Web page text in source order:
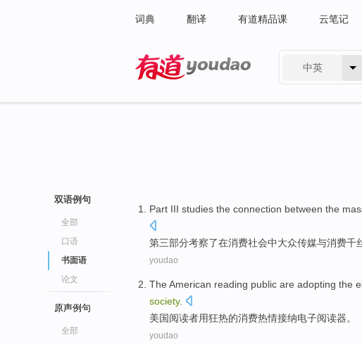
词典 翻译 有道精品课 云笔记
中英
双语例句
全部
口语
书面语
论文
原声例句
全部
Part III studies the connection between the
第三部分考察了在消费社会中大众传媒与消费千
youdao
The American reading public are adopting the
society.
美国阅读者用狂热的消费热情接纳电子阅读器。
youdao